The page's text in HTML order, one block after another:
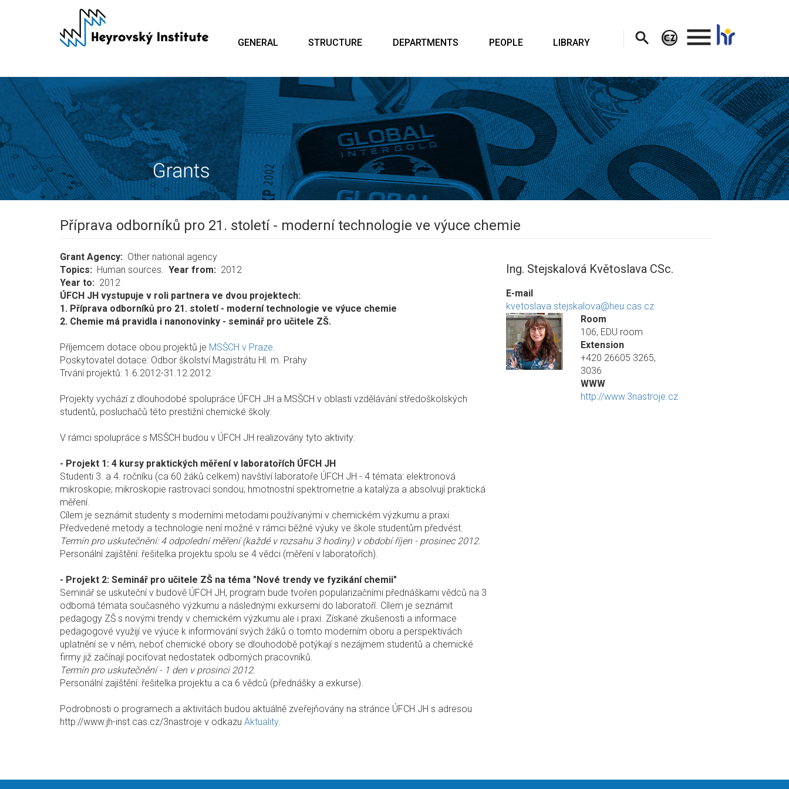
GENERAL STRUCTURE DEPARTMENTS PEOPLE LIBRARY
.
Příprava odborníků pro 21. století - moderní technologie ve výuce chemie
Grant Agency
Other national agency
Topics
Human sources. Year from
2012
Year to
2012
ÚFCH JH vystupuje v roli partnera ve dvou projektech:
1. Příprava odborníků pro 21. století - moderní technologie ve výuce chemie
2. Chemie má pravidla i nanonovinky - seminář pro učitele ZŠ.
Příjemcem dotace obou projektů je MSŠCH v Praze.
Poskytovatel dotace: Odbor školství Magistrátu Hl. m. Prahy
Trvání projektů: 1.6.2012-31.12.2012.
Projekty vychází z dlouhodobé spolupráce ÚFCH JH a MSŠCH v oblasti vzdělávání středoškolských
studentů, posluchačů této prestižní chemické školy.
V rámci spolupráce s MSŠCH budou v ÚFCH JH realizovány tyto aktivity:
- Projekt 1: 4 kursy praktických měření v laboratořích ÚFCH JH
Studenti 3. a 4. ročníku (ca 60 žáků celkem) navštíví laboratoře ÚFCH JH - 4 témata: elektronová
mikroskopie; mikroskopie rastrovací sondou; hmotnostní spektrometrie a katalýza a absolvují praktická
měření.
Cílem je seznámit studenty s moderními metodami používanými v chemickém výzkumu a praxi.
Předvedené metody a technologie není možné v rámci běžné výuky ve škole studentům předvést.
Termín pro uskutečnění: 4 odpolední měření (každé v rozsahu 3 hodiny) v období říjen - prosinec 2012.
Personální zajištění: řešitelka projektu spolu se 4 vědci (měření v laboratořích).
- Projekt 2: Seminář pro učitele ZŠ na téma "Nové trendy ve fyzikání chemii"
Seminář se uskuteční v budově ÚFCH JH, program bude tvořen popularizačními přednáškami vědců na 3
odborná témata současného výzkumu a následnými exkursemi do laboratoří. Cílem je seznámit
pedagogy ZŠ s novými trendy v chemickém výzkumu ale i praxi. Získané zkušenosti a informace
pedagogové využijí ve výuce k informování svých žáků o tomto moderním oboru a perspektivách
uplatnění se v něm, neboť chemické obory se dlouhodobě potýkají s nezájmem studentů a chemické
firmy již začínají pociťovat nedostatek odborných pracovníků.
Termín pro uskutečnění - 1 den v prosinci 2012.
Personální zajištění: řešitelka projektu a ca 6 vědců (přednášky a exkurse).
Podrobnosti o programech a aktivitách budou aktuálně zveřejňovány na stránce ÚFCH JH s adresou
http://www.jh-inst.cas.cz/3nastroje v odkazu Aktuality.
Ing. Stejskalová Květoslava CSc.
E-mail
kvetoslava.stejskalova@heu.cas.cz
Room
106, EDU room
Extension
+420 26605 3265,
3036
WWW
http://www.3nastroje.cz